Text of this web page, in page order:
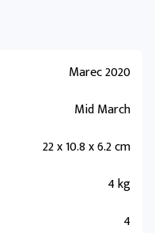
Marec 2020
Mid March
22 x 10.8 x 6.2 cm
4 kg
4